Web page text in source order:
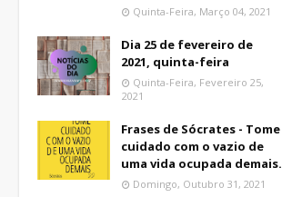
Quinta-Feira, Março 04, 2021
Dia 25 de fevereiro de
2021, quinta-feira
Quinta-Feira, Fevereiro 25,
2021
Frases de Sócrates - Tome
cuidado com o vazio de
uma vida ocupada demais.
Domingo, Outubro 31, 2021